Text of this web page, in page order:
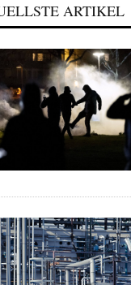
ARTIKEL